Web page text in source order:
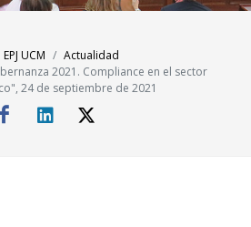
EPJ UCM
Actualidad
2021. Compliance en el sector
24 de septiembre de 2021